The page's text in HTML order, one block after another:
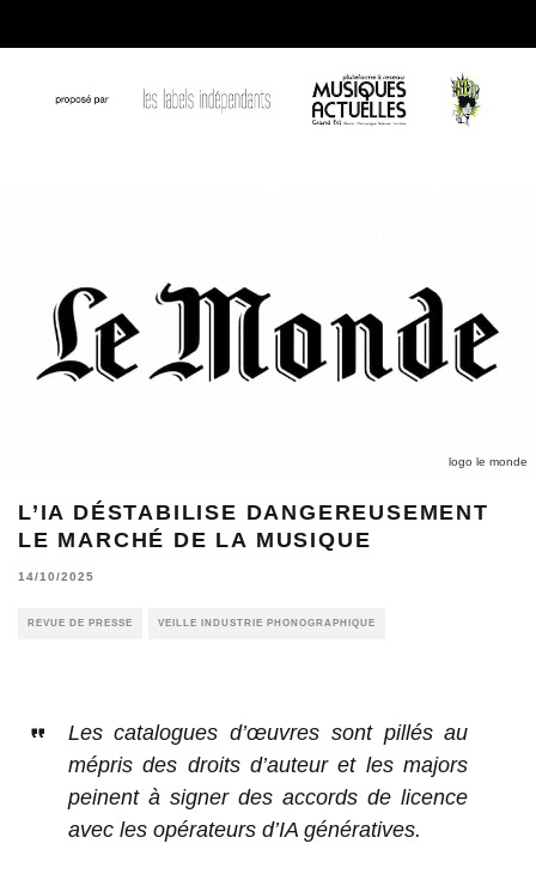
logo le monde
L’IA DÉSTABILISE DANGEREUSEMENT
LE MARCHÉ DE LA MUSIQUE
14/10/2025
REVUE DE PRESSE VEILLE INDUSTRIE PHONOGRAPHIQUE
Les catalogues d’œuvres sont pillés au
mépris des droits d’auteur et les majors
peinent à signer des accords de licence
avec les opérateurs d’IA génératives.